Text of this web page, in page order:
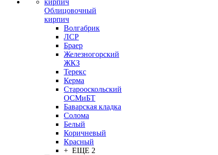
Облицовочный
кирпич
Волгабрик
ЛСР
Браер
Железногорский
ЖКЗ
Терекс
Керма
Старооскольский
ОСМиБТ
Баварская кладка
Солома
Белый
Коричневый
Красный
+ ЕЩЕ 2